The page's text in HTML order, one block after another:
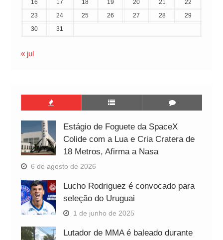
16
17 18 19 20 21
22
23
24 25 26 27 28
29
30
31
« jul
Estágio de Foguete da SpaceX
Colide com a Lua e Cria Cratera de
18 Metros, Afirma a Nasa
6 de agosto de 2026
Lucho Rodriguez é convocado para
seleção do Uruguai
1 de junho de 2025
Lutador de MMA é baleado durante